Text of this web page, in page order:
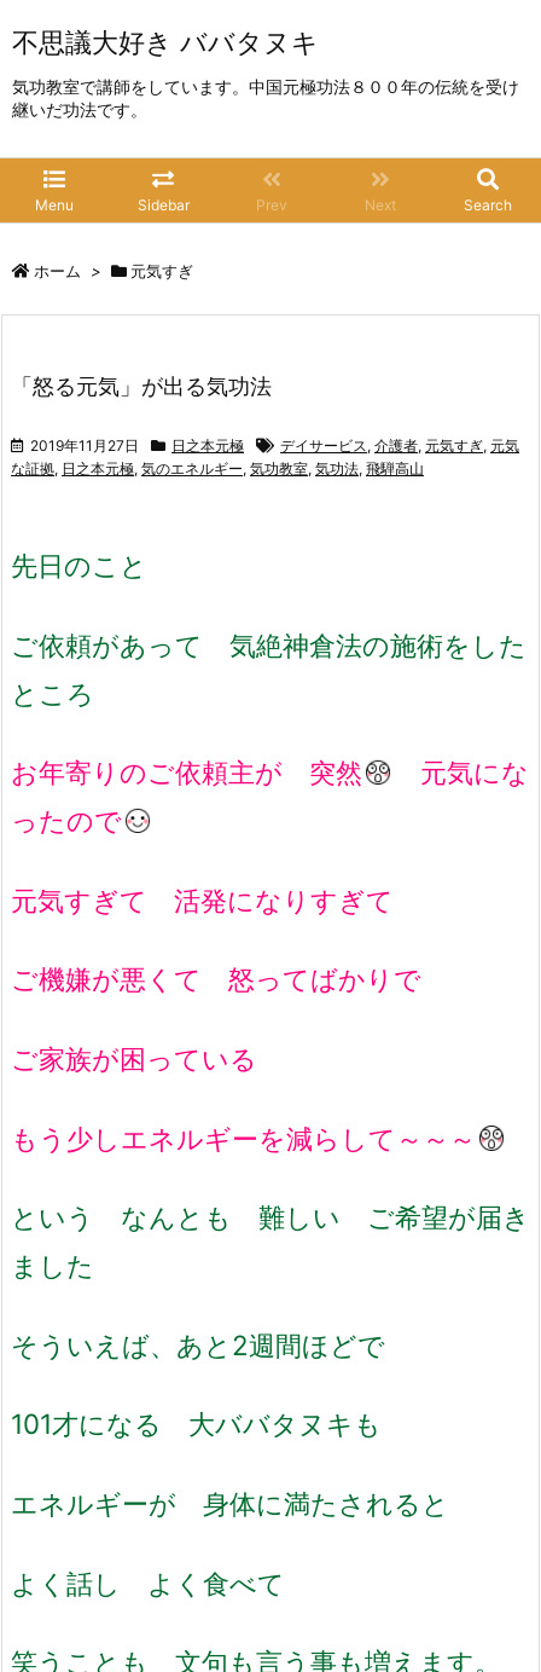
不思議大好き ババタヌキ
気功教室で講師をしています。中国元極功法８００年の伝統を受け
継いだ功法です。
Menu Sidebar Prev Next Search
ホーム > 元気すぎ
「怒る元気」が出る気功法
2019年11月27日 日之本元極 デイサービス, 介護者, 元気すぎ, 元気
な証拠, 日之本元極, 気のエネルギー, 気功教室, 気功法, 飛騨高山
先日のこと
ご依頼があって 気絶神倉法の施術をした
ところ
お年寄りのご依頼主が 突然
元気にな
ったので
元気すぎて 活発になりすぎて
ご機嫌が悪くて 怒ってばかりで
ご家族が困っている
もう少しエネルギーを減らして～～～
という なんとも 難しい ご希望が届き
ました
そういえば、あと2週間ほどで
101才になる 大ババタヌキも
エネルギーが 身体に満たされると
よく話し よく食べて
笑うことも 文句も言う事も増えます。